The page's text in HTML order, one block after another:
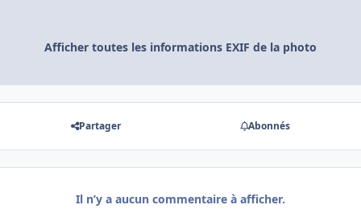
Afficher toutes les informations EXIF de la photo
Partager Abonnés
Il n’y a aucun commentaire à afficher.